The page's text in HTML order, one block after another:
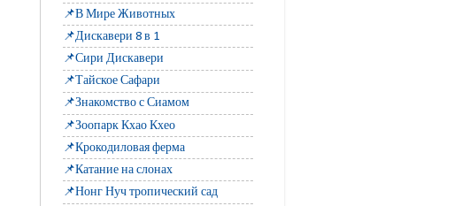
📌В Мире Животных
📌Дискавери 8 в 1
📌Сири Дискавери
📌Тайское Сафари
📌Знакомство с Сиамом
📌Зоопарк Кхао Кхео
📌Крокодиловая ферма
📌Катание на слонах
📌Нонг Нуч тропический сад